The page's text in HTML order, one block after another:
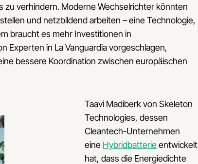
verhindern. Moderne Wechselrichter könnten
und netzbildend arbeiten – eine Technologie,
braucht es mehr Investitionen in
Experten in La Vanguardia vorgeschlagen,
bessere Koordination zwischen europäischen
Taavi Madiberk von Skeleton
Technologies, dessen
Cleantech-Unternehmen
eine Hybridbatterieentwickelt
hat, dass die Energiedichte